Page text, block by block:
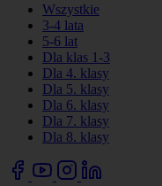
Wszystkie
3-4 lata
5-6 lat
Dla klas 1-3
Dla 4. klasy
Dla 5. klasy
Dla 6. klasy
Dla 7. klasy
Dla 8. klasy